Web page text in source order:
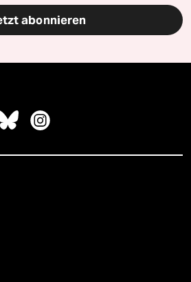
abonnieren